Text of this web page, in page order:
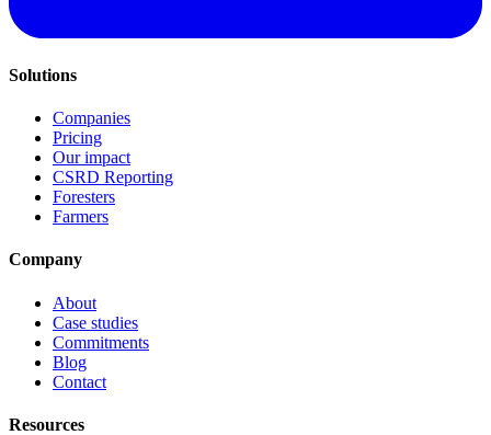
Solutions
Companies
Pricing
Our impact
CSRD Reporting
Foresters
Farmers
Company
About
Case studies
Commitments
Blog
Contact
Resources